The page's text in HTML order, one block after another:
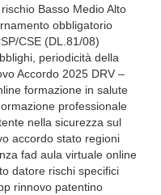
Basso Medio Alto
obbligatorio
CSE (DL.81/08)
periodicità della
Accordo 2025 DRV –
formazione in salute
professionale
nella sicurezza sul
accordo stato regioni
fad aula virtuale online
datore rischi specifici
rinnovo patentino